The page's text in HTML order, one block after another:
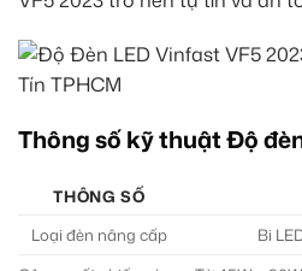
Thông số kỹ thuật Độ
THÔNG SỐ
Loại đèn nâng cấp
Bi